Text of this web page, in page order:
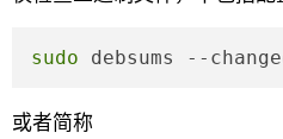
sudo debsums --
或者简称